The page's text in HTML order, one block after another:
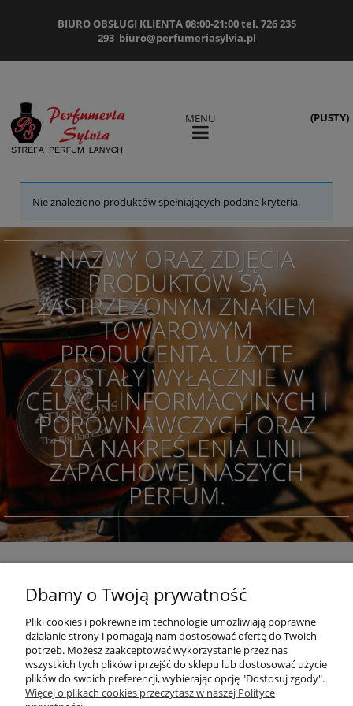
BIURO OBSŁUGI KLIENTA 08:00-21:00 tel. 726 235
293 biuro@perfumeriasylvia.pl
(PUSTY)
MENU
Nie znaleziono produktów spełniających podane kryteria.
NAZWY ORAZ ZDJĘCIA
PRODUKTÓW SĄ
ZASTRZEŻONYM ZNAKIEM
TOWAROWYM
PRODUCENTA. UŻYTE
ZOSTAŁY WYŁĄCZNIE W
CELACH INFORMACYJNYCH I
PORÓWNAWCZYCH ORAZ
DLA NAKREŚLENIA LINII
ZAPACHOWEJ NASZYCH
PERFUM.
POMOC
KONKURSY
Dbamy o Twoją prywatność
Pliki cookies i pokrewne im technologie umożliwiają poprawne
działanie strony i pomagają nam dostosować ofertę do Twoich
potrzeb. Możesz zaakceptować wykorzystanie przez nas
wszystkich tych plików i przejść do sklepu lub dostosować użycie
plików do swoich preferencji, wybierając opcję "Dostosuj zgody".
Więcej o plikach cookies przeczytasz w naszej Polityce